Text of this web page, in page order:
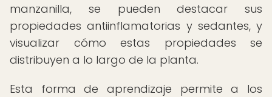
manzanilla, se pueden destacar sus
propiedades antiinflamatorias y sedantes, y
visualizar cómo estas propiedades se
distribuyen a lo largo de la planta.
Esta forma de aprendizaje permite a los